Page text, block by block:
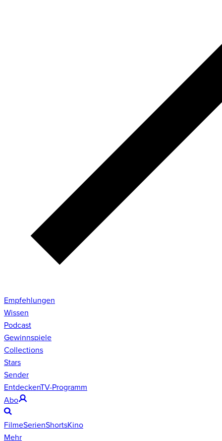
Empfehlungen
Wissen
Podcast
Gewinnspiele
Collections
Stars
Sender
EntdeckenTV-Programm
Abo
FilmeSerienShortsKino
Mehr